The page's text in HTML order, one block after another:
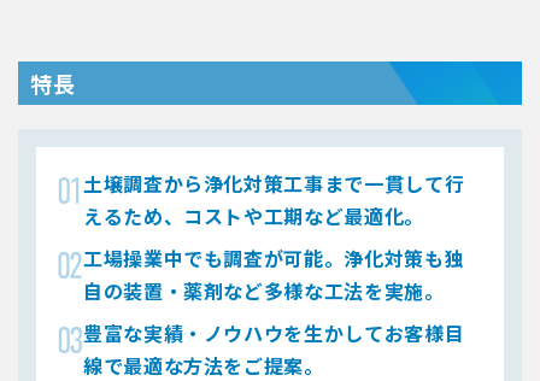
特長
土壌調査から浄化対策工事まで一貫して行
えるため、コストや工期など最適化。
工場操業中でも調査が可能。浄化対策も独
自の装置・薬剤など多様な工法を実施。
豊富な実績・ノウハウを生かしてお客様目
線で最適な方法をご提案。